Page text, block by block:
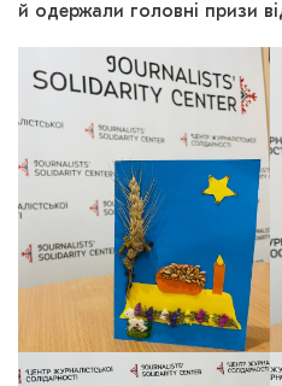
й одержали головні призи